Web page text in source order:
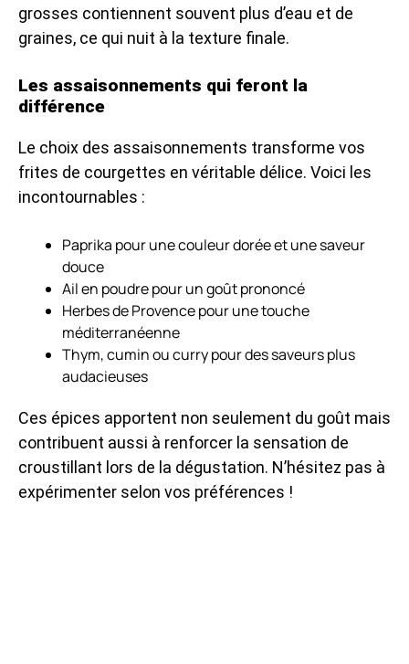
grosses contiennent souvent plus d’eau et de
graines, ce qui nuit à la texture finale.
Les assaisonnements qui feront la
différence
Le choix des assaisonnements transforme vos
frites de courgettes en véritable délice. Voici les
incontournables :
Paprika pour une couleur dorée et une saveur
douce
Ail en poudre pour un goût prononcé
Herbes de Provence pour une touche
méditerranéenne
Thym, cumin ou curry pour des saveurs plus
audacieuses
Ces épices apportent non seulement du goût mais
contribuent aussi à renforcer la sensation de
croustillant lors de la dégustation. N’hésitez pas à
expérimenter selon vos préférences !